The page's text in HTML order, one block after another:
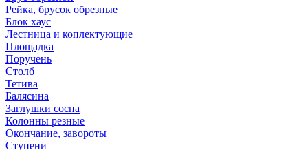
Рейка, брусок обрезные
Блок хаус
Лестница и коплектующие
Площадка
Поручень
Столб
Тетива
Балясина
Заглушки сосна
Колонны резные
Окончание, завороты
Ступени